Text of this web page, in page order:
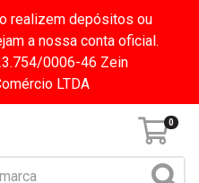
realizem depósitos ou
a nossa conta oficial.
0006-46 Zein
LTDA
0